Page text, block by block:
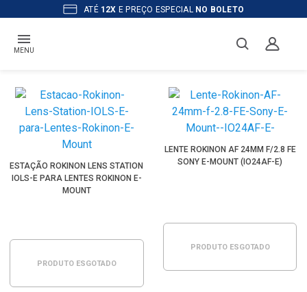
ATÉ 12X E PREÇO ESPECIAL NO BOLETO
MENU
ESTAÇÃO ROKINON LENS STATION
IOLS-E PARA LENTES ROKINON E-
MOUNT
PRODUTO ESGOTADO
LENTE ROKINON AF 24MM F/2.8 FE
SONY E-MOUNT (IO24AF-E)
PRODUTO ESGOTADO